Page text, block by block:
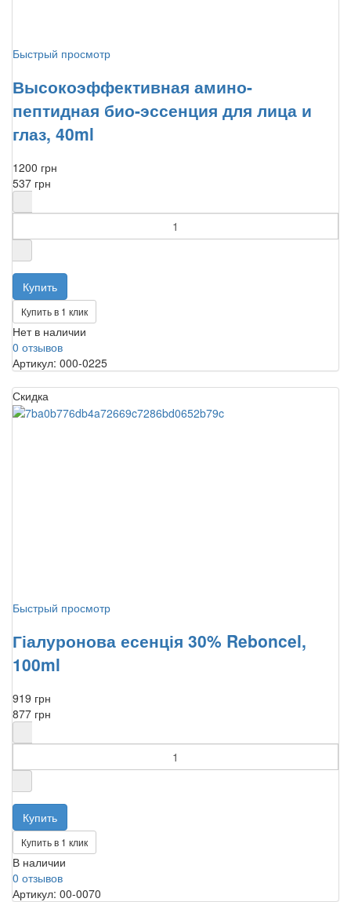
Быстрый просмотр
Высокоэффективная амино-
пептидная био-эссенция для лица и
глаз, 40ml
1200 грн
537 грн
Купить в 1 клик
Нет в наличии
0 отзывов
Артикул: 000-0225
Скидка
Быстрый просмотр
Гіалуронова есенція 30% Reboncel,
100ml
919 грн
877 грн
Купить в 1 клик
В наличии
0 отзывов
Артикул: 00-0070